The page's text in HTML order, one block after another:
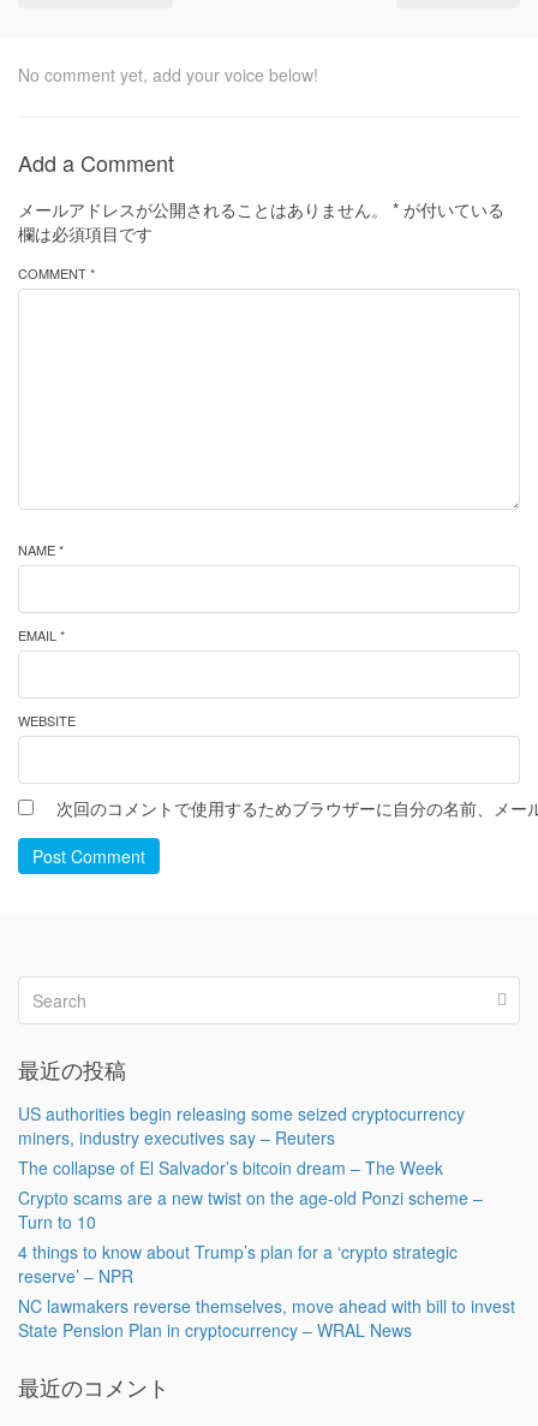
No comment yet, add your voice below!
Add a Comment
メールアドレスが公開されることはありません。 * が付いている
欄は必須項目です
COMMENT *
NAME *
EMAIL *
WEBSITE
次回のコメントで使用するためブラウザーに自分の名前、メー
Post Comment
最近の投稿
US authorities begin releasing some seized cryptocurrency
miners, industry executives say – Reuters
The collapse of El Salvador’s bitcoin dream – The Week
Crypto scams are a new twist on the age-old Ponzi scheme –
Turn to 10
4 things to know about Trump’s plan for a ‘crypto strategic
reserve’ – NPR
NC lawmakers reverse themselves, move ahead with bill to invest
State Pension Plan in cryptocurrency – WRAL News
最近のコメント